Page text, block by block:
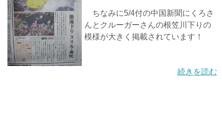
ちなみに5/4付の中国新聞にくろさ
んとクルーガーさんの根笠川下りの
模様が大きく掲載されています！
続きを読む